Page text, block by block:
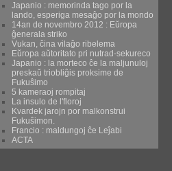
Japanio : memorinda tago por la
lando, esperiga mesaĝo por la mondo
14an de novembro 2012 : Eŭropa
ĝenerala striko
Vukan, ĉina vilaĝo ribelema
Eŭropa aŭtoritato pri nutrad-sekureco
Japanio : la morteco ĉe la maljunuloj
preskaŭ triobliĝis proksime de
Fukuŝimo
5 kameraoj rompitaj
La insulo de l'floroj
Kvardek jarojn por malkonstrui
Fukuŝimon.
Francio : maldungoj ĉe Leĵabi
ACTA